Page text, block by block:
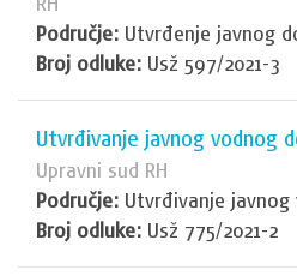
Područje: Utvrđenje javnog
Broj odluke: Usž 597/2021-3
Utvrđivanje javnog vodnog
Upravni sud RH
Područje: Utvrđivanje
Broj odluke: Usž 775/2021-2